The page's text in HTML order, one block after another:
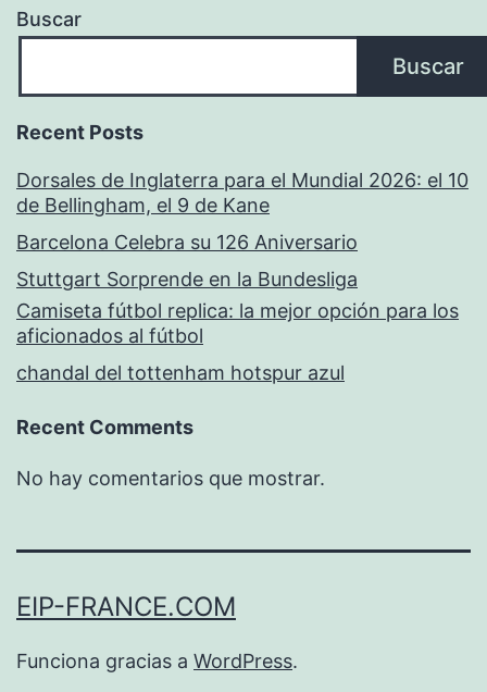
Buscar
Buscar
Recent Posts
Dorsales de Inglaterra para el Mundial 2026: el 10
de Bellingham, el 9 de Kane
Barcelona Celebra su 126 Aniversario
Stuttgart Sorprende en la Bundesliga
Camiseta fútbol replica: la mejor opción para los
aficionados al fútbol
chandal del tottenham hotspur azul
Recent Comments
No hay comentarios que mostrar.
EIP-FRANCE.COM
Funciona gracias a WordPress.